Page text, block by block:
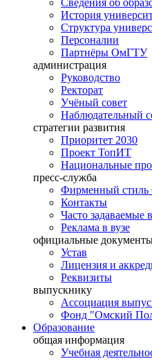
Сведения об
История
Структура
Персоналии
Партнёры ОмГТУ
администрация
Руководство
Ректорат
Учёный совет
Наблюдательный
стратегии развития
Приоритет 2030
Проект ТопИТ
Национальные
пресс-служба
Фирменный стиль
Контакты
Часто задаваемые
Реклама в вузе
официальные
Устав
Лицензия и
Реквизиты
выпускнику
Ассоциация
Фонд "Омский
Образование
общая информация
Учебная